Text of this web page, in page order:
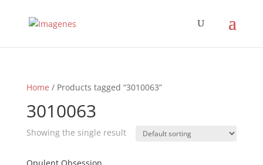
Home / Products tagged “3010063”
3010063
Showing the single result